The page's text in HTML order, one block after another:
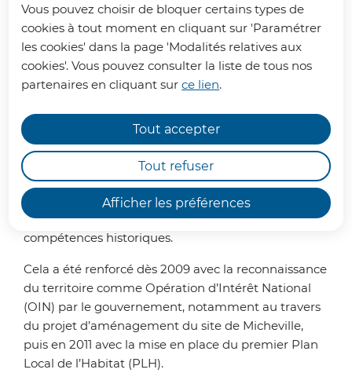
Vous pouvez choisir de bloquer certains types de
cookies à tout moment en cliquant sur 'Paramétrer
les cookies' dans la page 'Modalités relatives aux
cookies'. Vous pouvez consulter la liste de tous nos
partenaires en cliquant surce lien.
Afficher les préférences
Tout accepter
Tout refuser
Retrouvez ici toutes les informations
liées à l’habitat et l’urbanisme de la
CCPHVA (logement, rénovation, ...).
Fort d’un passé sidérurgique important, le territoire
de la CCPHVA est marqué par un patrimoine bâti
vieillissant. Ainsi, depuis la création de
l’intercommunalité en 2005, les politiques liées à
l’habitat sont au cœur des enjeux de
développement territorial et en font l’une des
compétences historiques.
Cela a été renforcé dès 2009 avec la reconnaissance
du territoire comme Opération d’Intérêt National
(OIN) par le gouvernement, notamment au travers
du projet d’aménagement du site de Micheville,
puis en 2011 avec la mise en place du premier Plan
Local de l’Habitat (PLH).